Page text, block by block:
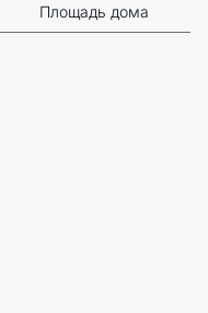
Площадь дома